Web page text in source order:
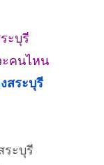
ะบุรี
ะคนไหน
สระบุรี
ระบุรี